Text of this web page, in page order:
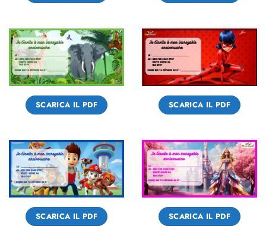
SCARICA IL PDF SCARICA IL PDF
SCARICA IL PDF SCARICA IL PDF